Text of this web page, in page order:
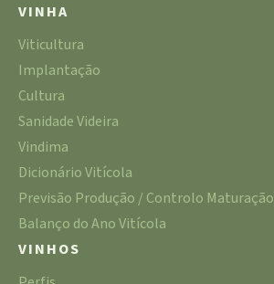
VINHA
Viticultura
Implantação
Cultura
Sanidade Videira
Vindima
Dicionário Vitícola
Previsão Produção / Controlo Maturação
Balanço do Ano Vitícola
VINHOS